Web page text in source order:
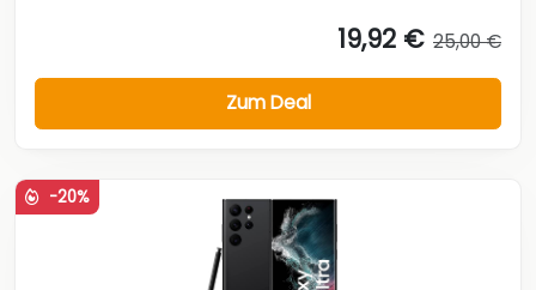
19,92 € 25,00 €
Zum Deal
-20%